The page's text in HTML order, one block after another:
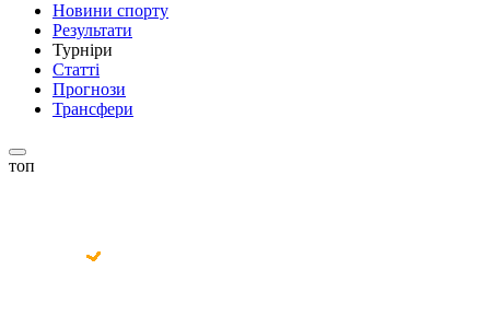
Новини спорту
Результати
Турніри
Статті
Прогнози
Трансфери
топ